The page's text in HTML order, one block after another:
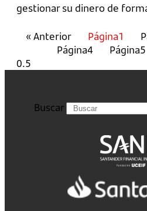
gestionar su dinero de
« Anterior Página1
Página4 Página5
Buscar